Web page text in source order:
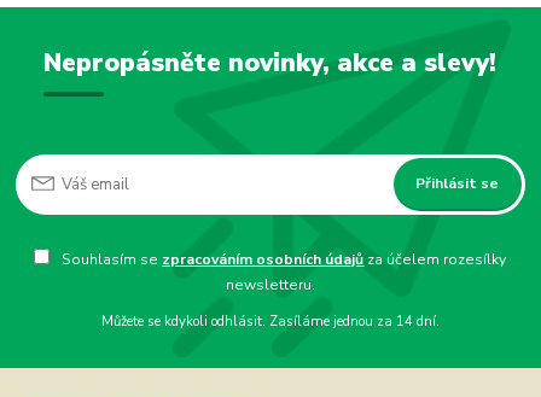
Nepropásněte novinky, akce a slevy!
Přihlásit se
Souhlasím se zpracováním osobních údajů za účelem rozesílky
newsletteru.
Můžete se kdykoli odhlásit. Zasíláme jednou za 14 dní.